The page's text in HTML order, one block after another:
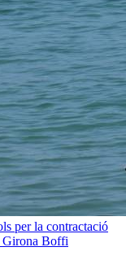
per la contractació
Boffi